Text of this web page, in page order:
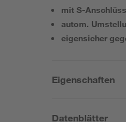
mit S-
autom.
eigensicher
Eigenschaften
Datenblätter